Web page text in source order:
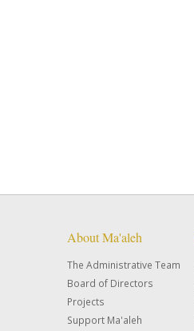
About Ma'aleh
The Administrative Team
Board of Directors
Projects
Support Ma'aleh